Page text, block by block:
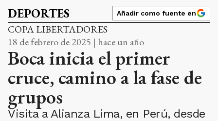
DEPORTES Añadir como fuente en
COPA LIBERTADORES
18 de febrero de 2025 | hace un año
Boca inicia el primer
cruce, camino a la fase de
grupos
Visita a Alianza Lima, en Perú, desde